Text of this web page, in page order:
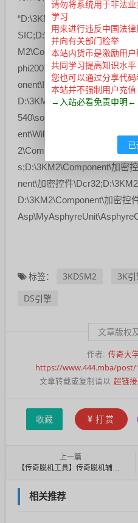
ent\Wil控件
2\Component\加密控件
s;D:\3KM2\Component\加密
nent\加密控件
D:\3KM2\Component\加密控
标签： 3KDSM2 3K引
DS引擎
文章版权
作者: 传奇大
https://www.444.mba/post/
文章转载或复制请以 超链
收藏 打赏
上一篇
【传奇脱机工具】传奇脱机辅助工具源代码
相关推荐
请勿将系统用于非法
学习
用来进行违反中国法
并向有关部门检举
本站内货币是激励用户
共同学习提高知识水平
您也可以通过分享代
本站并不强制用户充值
→入站必看免责申明←